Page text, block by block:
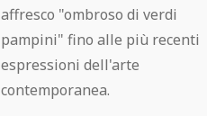
affresco "ombroso di verdi
pampini" fino alle più recenti
espressioni dell'arte
contemporanea.